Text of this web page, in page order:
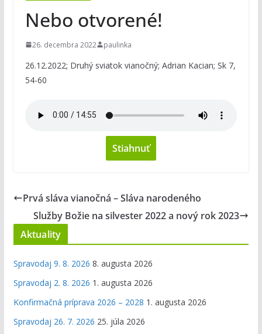
Nebo otvorené!
26. decembra 2022 paulinka
26.12.2022; Druhý sviatok vianočný; Adrian Kacian; Sk 7,
54-60
Stiahnuť
Prvá sláva vianočná – Sláva narodeného
Služby Božie na silvester 2022 a nový rok 2023
Aktuality
Spravodaj 9. 8. 2026 8. augusta 2026
Spravodaj 2. 8. 2026 1. augusta 2026
Konfirmačná príprava 2026 – 2028 1. augusta 2026
Spravodaj 26. 7. 2026 25. júla 2026